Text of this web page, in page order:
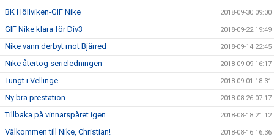
BK Höllviken-GIF Nike 2018-09-30 09:00
GIF Nike klara för Div3 2018-09-22 19:49
Nike vann derbyt mot Bjärred 2018-09-14 22:45
Nike återtog serieledningen 2018-09-09 16:17
Tungt i Vellinge 2018-09-01 18:31
Ny bra prestation 2018-08-26 07:17
Tillbaka på vinnarspåret igen. 2018-08-18 21:12
Välkommen till Nike, Christian! 2018-08-16 16:36